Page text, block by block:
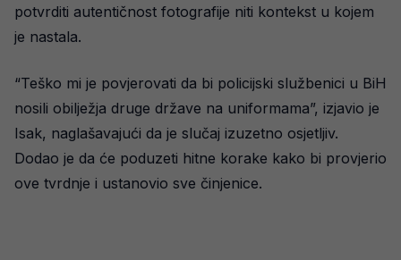
potvrditi autentičnost fotografije niti kontekst u kojem
je nastala.
“Teško mi je povjerovati da bi policijski službenici u BiH
nosili obilježja druge države na uniformama”, izjavio je
Isak, naglašavajući da je slučaj izuzetno osjetljiv.
Dodao je da će poduzeti hitne korake kako bi provjerio
ove tvrdnje i ustanovio sve činjenice.